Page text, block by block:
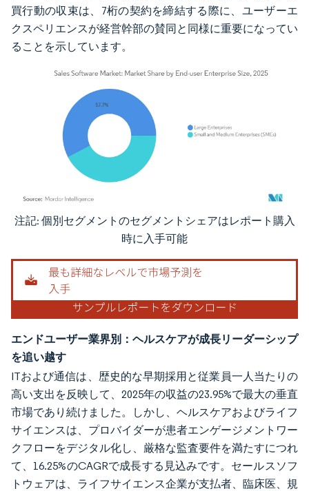
買行動の収束は、7桁の契約を締結する際に、ユーザーエ
クスペリエンスが経営幹部の賛同と同様に重要になってい
ることを示しています。
画像 © Mordor Intelligence。再利用にはCC BY 4.0の表示が必要です。
注記: 個別セグメントのセグメントシェアはレポート購入
時に入手可能
エンドユーザー業界別：ヘルスケアが成長リーダーシップ
を追い越す
ITおよび通信は、歴史的な早期採用と従業員一人当たりの
高い支出を反映して、2025年の収益の23.95%で最大の垂直
市場であり続けました。しかし、ヘルスケアおよびライフ
サイエンスは、プロバイダーが患者エンゲージメントワー
クフローをデジタル化し、厳格な監査要件を満たすにつれ
て、16.25%のCAGRで成長する見込みです。セールスソフ
トウェアは、ライフサイエンス企業が支払者、臨床医、規